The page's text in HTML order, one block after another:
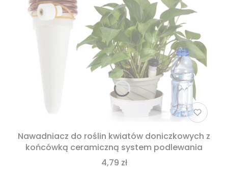
Nawadniacz do roślin kwiatów doniczkowych z
końcówką ceramiczną system podlewania
4,79 zł